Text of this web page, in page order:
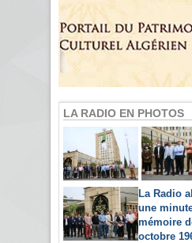
LA RADIO EN PHOTOS
La Radio
une
mémoire
octobre